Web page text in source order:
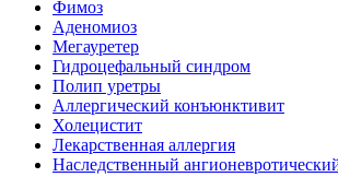
Фимоз
Аденомиоз
Мегауретер
Гидроцефальный синдром
Полип уретры
Аллергический конъюнктивит
Холецистит
Лекарственная аллергия
Наследственный